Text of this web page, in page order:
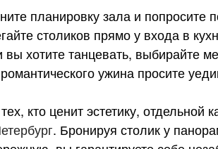
планировку зала и попросите
столиков прямо у входа в
вы хотите танцевать, выбирайте
ужина просите
кто ценит эстетику, отдельной
. Бронируя столик у